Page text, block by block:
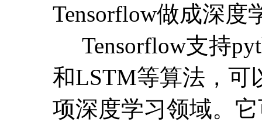
Tensorflow做成深度
Tensorflow支持
和LSTM等算法，可
项深度学习领域。